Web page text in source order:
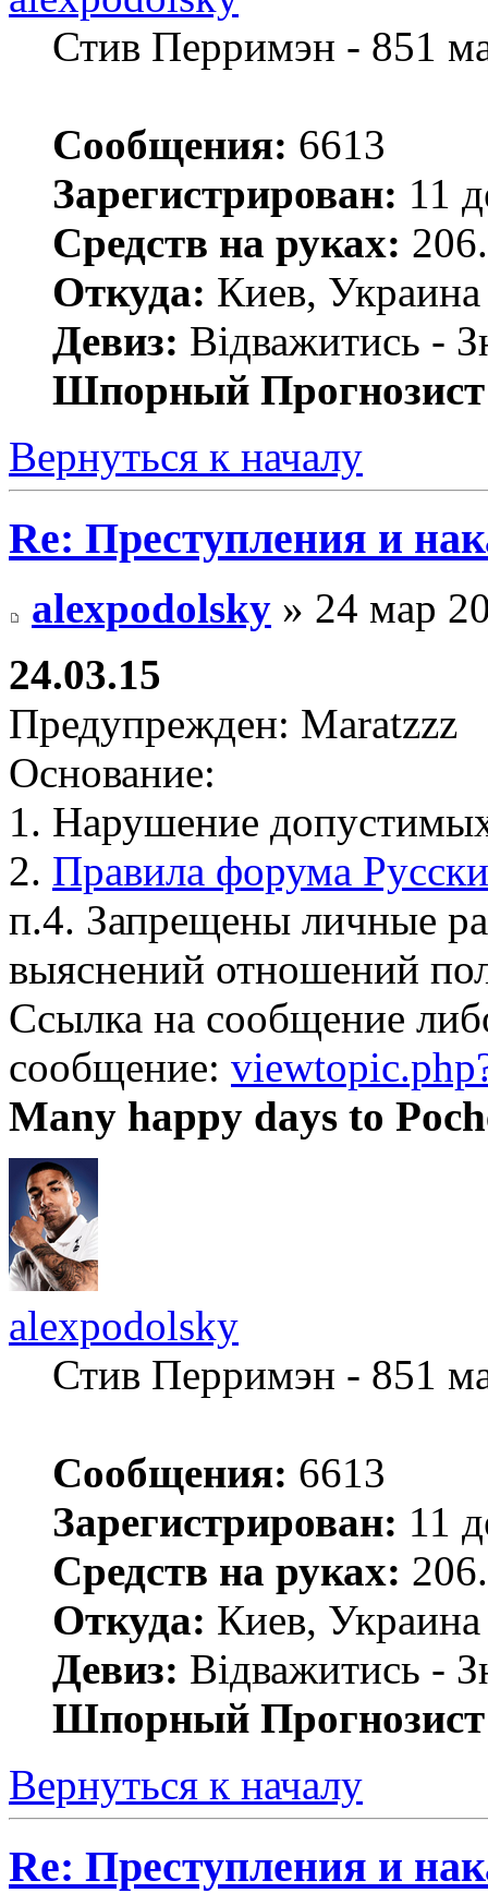
Стив Перримэн - 851
Сообщения: 6613
Зарегистрирован: 11
Средств на руках:
Откуда: Киев, Украина
Девиз: Відважитись -
Шпорный
Вернуться к началу
Re: Преступления и
alexpodolsky » 24 мар
24.03.15
Предупрежден: Maratzzz
Основание:
1. Нарушение
2. Правила форума
п.4. Запрещены личные
выяснений отношений
Ссылка на сообщение
сообщение:
Many happy days to
alexpodolsky
Стив Перримэн - 851
Сообщения: 6613
Зарегистрирован: 11
Средств на руках:
Откуда: Киев, Украина
Девиз: Відважитись -
Шпорный
Вернуться к началу
Re: Преступления и